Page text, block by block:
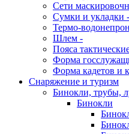
Сети
Сумки и укладки -
Термо-
Шлем -
Пояса
Форма
Форма кадетов и
Снаряжение и туризм
Бинокли, трубы,
Бинокли